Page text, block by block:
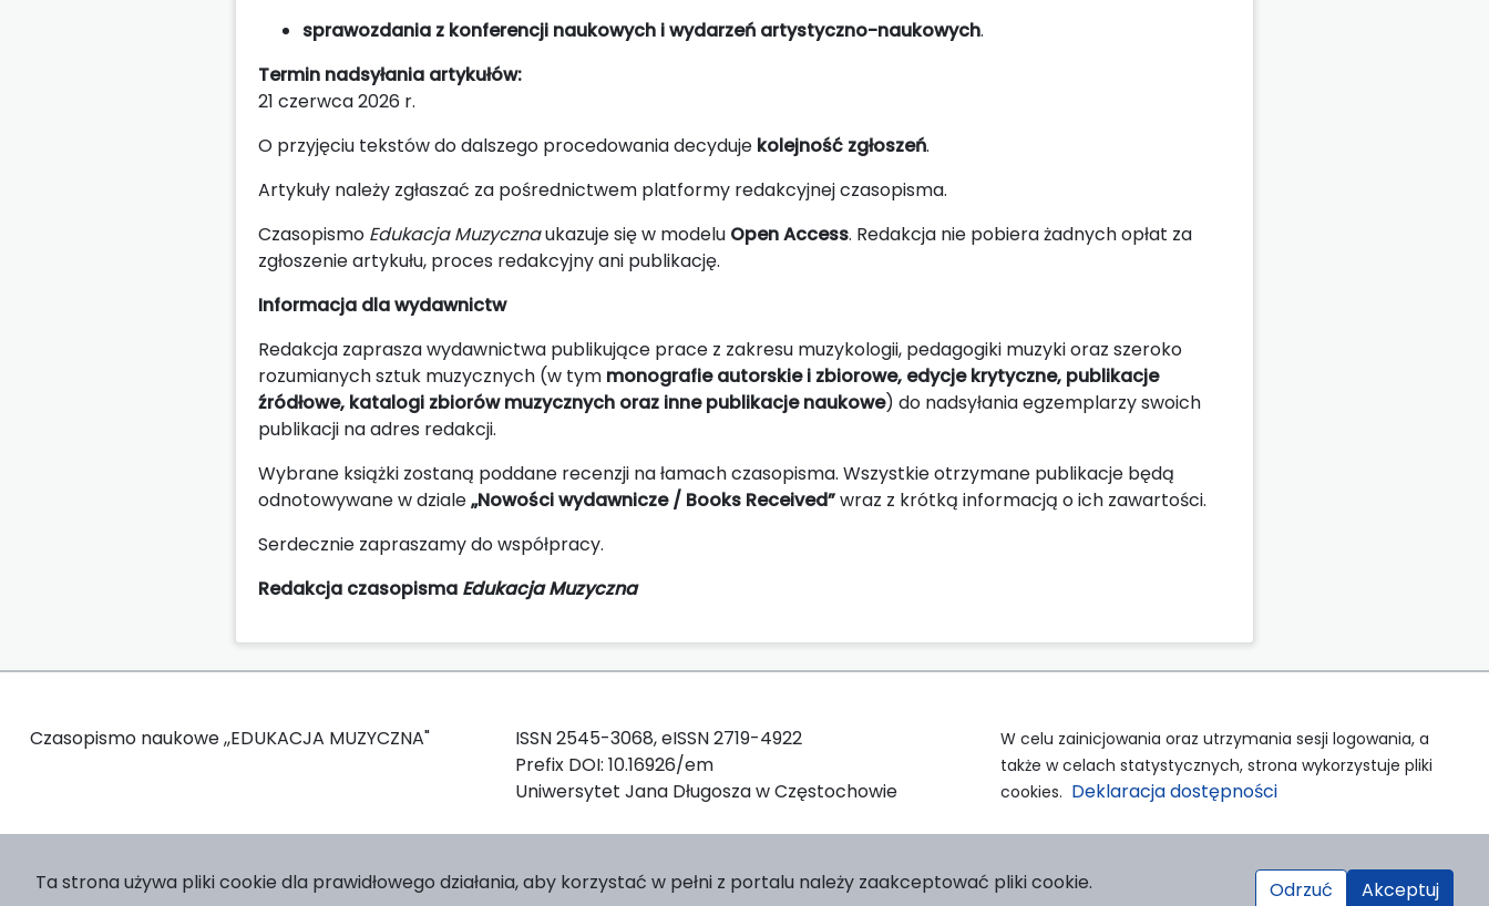
sprawozdania z konferencji naukowych i wydarzeń artystyczno-naukowych.
Termin nadsyłania artykułów:
21 czerwca 2026 r.
O przyjęciu tekstów do dalszego procedowania decyduje kolejność zgłoszeń.
Artykuły należy zgłaszać za pośrednictwem platformy redakcyjnej czasopisma.
Czasopismo Edukacja Muzycznaukazuje się w modelu Open Access. Redakcja nie pobiera żadnych opłat za
zgłoszenie artykułu, proces redakcyjny ani publikację.
Informacja dla wydawnictw
Redakcja zaprasza wydawnictwa publikujące prace z zakresu muzykologii, pedagogiki muzyki oraz szeroko
rozumianych sztuk muzycznych (w tym monografie autorskie i zbiorowe, edycje krytyczne, publikacje
źródłowe, katalogi zbiorów muzycznych oraz inne publikacje naukowe) do nadsyłania egzemplarzy swoich
publikacji na adres redakcji.
Wybrane książki zostaną poddane recenzji na łamach czasopisma. Wszystkie otrzymane publikacje będą
odnotowywane w dziale„Nowości wydawnicze / Books Received”wraz z krótką informacją o ich zawartości.
Serdecznie zapraszamy do współpracy.
Redakcja czasopisma Edukacja Muzyczna
Czasopismo naukowe ,,EDUKACJA MUZYCZNA"
ISSN 2545-3068, eISSN 2719-4922
Prefix DOI: 10.16926/em
Uniwersytet Jana Długosza w Częstochowie
W celu zainicjowania oraz utrzymania sesji logowania, a
także w celach statystycznych, strona wykorzystuje pliki
cookies. Deklaracja dostępności
Ta strona używa pliki cookie dla prawidłowego działania, aby korzystać w pełni z portalu należy zaakceptować pliki cookie. Odrzuć Akceptuj